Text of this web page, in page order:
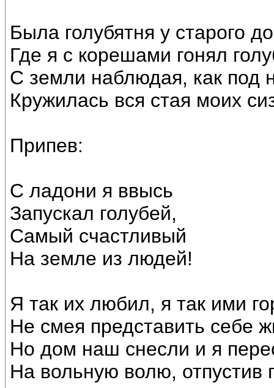
Была голубятня у старого
Где я с корешами гонял
С земли наблюдая, как под
Кружилась вся стая моих
Припев:
С ладони я ввысь
Запускал голубей,
Самый счастливый
На земле из людей!
Я так их любил, я так ими
Не смея представить себе
Но дом наш снесли и я
На вольную волю, отпустив